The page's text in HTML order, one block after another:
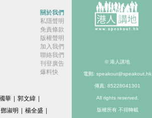
關於我們
私隱聲明
免責條款
版權聲明
加入我們
聯絡我們
刊登廣告
爆料快
華 郭文緯
鄧淑明
楊全盛
© 港人講地
電郵: speakout@speakout.hk
傳真: 85228041301
All rights reserved.
版權所有 不得轉載